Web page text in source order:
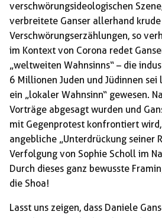
verschwörungsideologischen
verbreitete Ganser allerhand krude
Verschwörungserzählungen, so
im Kontext von Corona redet
„weltweiten Wahnsinns“ – die
6 Millionen Juden und Jüdinnen sei
ein „lokaler Wahnsinn“ gewesen.
Vorträge abgesagt wurden und
mit Gegenprotest konfrontiert
angebliche „Unterdrückung seiner
Verfolgung von Sophie Scholl im
Durch dieses ganz bewusste
die Shoa!
Lasst uns zeigen, dass Daniele